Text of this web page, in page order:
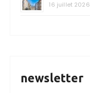
16 juillet 2026
newsletter